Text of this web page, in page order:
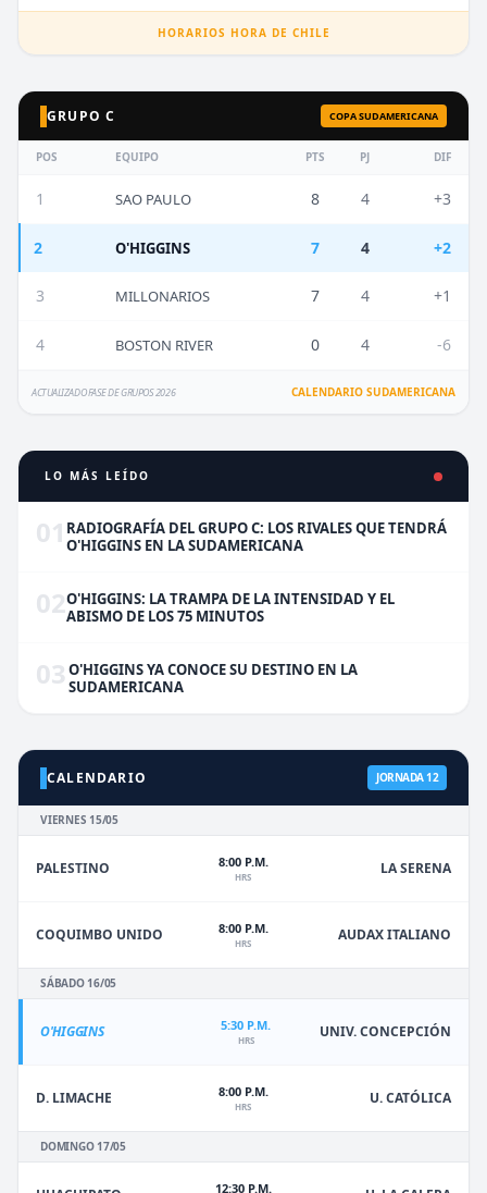
HORARIOS HORA DE CHILE
GRUPO C COPA SUDAMERICANA
POS EQUIPO PTS PJ DIF
1 SAO PAULO 8 4 +3
2 O'HIGGINS 7 4 +2
3 MILLONARIOS 7 4 +1
4 BOSTON RIVER 0 4 -6
ACTUALIZADO FASE DE GRUPOS 2026 CALENDARIO SUDAMERICANA
LO MÁS LEÍDO
01 RADIOGRAFÍA DEL GRUPO C: LOS RIVALES QUE TENDRÁ
O'HIGGINS EN LA SUDAMERICANA
02O'HIGGINS: LA TRAMPA DE LA INTENSIDAD Y EL
ABISMO DE LOS 75 MINUTOS
03 O'HIGGINS YA CONOCE SU DESTINO EN LA
SUDAMERICANA
CALENDARIO JORNADA 12
VIERNES 15/05
PALESTINO 8:00 P.M.
HRS LA SERENA
COQUIMBO UNIDO 8:00 P.M.
HRS AUDAX ITALIANO
SÁBADO 16/05
O'HIGGINS 5:30 P.M.
HRS UNIV. CONCEPCIÓN
D. LIMACHE 8:00 P.M.
HRS U. CATÓLICA
DOMINGO 17/05
12:30 P.M.